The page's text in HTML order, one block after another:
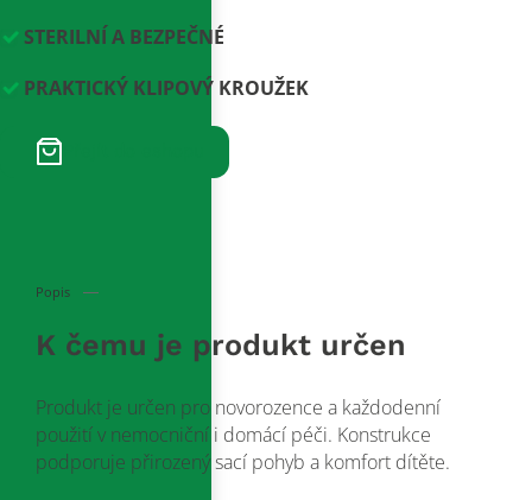
STERILNÍ A BEZPEČNÉ
PRAKTICKÝ KLIPOVÝ KROUŽEK
Popis
K čemu je produkt určen
Produkt je určen pro novorozence a každodenní
použití v nemocniční i domácí péči. Konstrukce
podporuje přirozený sací pohyb a komfort dítěte.